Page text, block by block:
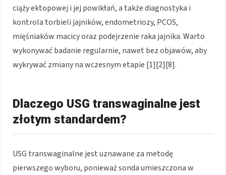
ciąży ektopowej i jej powikłań, a także diagnostyka i
kontrola torbieli jajników, endometriozy, PCOS,
mięśniaków macicy oraz podejrzenie raka jajnika. Warto
wykonywać badanie regularnie, nawet bez objawów, aby
wykrywać zmiany na wczesnym etapie [1][2][8].
Dlaczego USG transwaginalne jest
złotym standardem?
USG transwaginalne jest uznawane za metodę
pierwszego wyboru, ponieważ sonda umieszczona w